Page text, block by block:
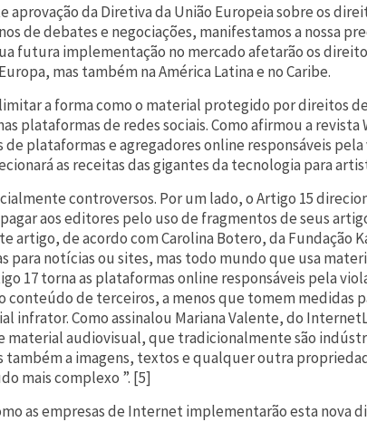
aprovação da Diretiva da União Europeia sobre os
de debates e negociações, manifestamos a nossa
futura implementação no mercado afetarão os
mas também na América Latina e no Caribe.
a forma como o material protegido por direitos
plataformas de redes sociais. Como afirmou a revista
de plataformas e agregadores online responsáveis
as receitas das gigantes da tecnologia para
controversos. Por um lado, o Artigo 15
aos editores pelo uso de fragmentos de seus
artigo, de acordo com Carolina Botero, da Fundação
para notícias ou sites, mas todo mundo que usa
17 torna as plataformas online responsáveis pela
conteúdo de terceiros, a menos que tomem medidas
infrator. Como assinalou Mariana Valente, do
material audiovisual, que tradicionalmente são
também a imagens, textos e qualquer outra
mais complexo ”. [5]
as empresas de Internet implementarão esta nova